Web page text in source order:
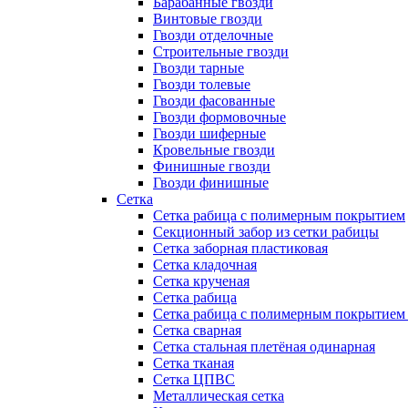
Винтовые гвозди
Гвозди отделочные
Строительные гвозди
Гвозди тарные
Гвозди толевые
Гвозди фасованные
Гвозди формовочные
Гвозди шиферные
Кровельные гвозди
Финишные гвозди
Гвозди финишные
Сетка
Сетка рабица с полимерным покрытием
Секционный забор из сетки рабицы
Сетка заборная пластиковая
Сетка кладочная
Сетка крученая
Сетка рабица
Сетка рабица с полимерным покрытием
Сетка сварная
Сетка стальная плетёная одинарная
Сетка тканая
Сетка ЦПВС
Металлическая сетка